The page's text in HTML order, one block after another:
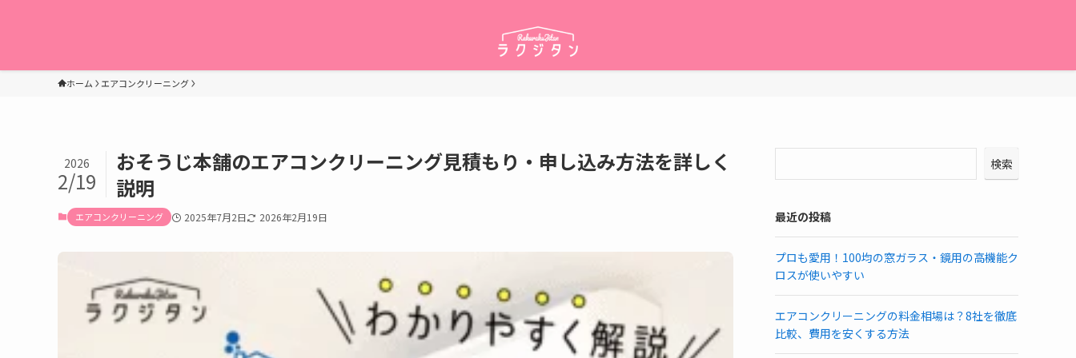
ホーム エアコンクリーニング
おそうじ本舗のエアコンクリーニング見積もり・申し込み方法を詳しく
説明
2026
2/19
エアコンクリーニング 2025年7月2日 2026年2月19日
検索
最近の投稿
プロも愛用！100均の窓ガラス・鏡用の高機能ク
ロスが使いやすい
エアコンクリーニングの料金相場は？8社を徹底
比較、費用を安くする方法